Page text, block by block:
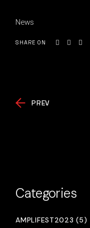
News
SHARE ON
PREV
Categories
AMPLIFEST2023 (5)